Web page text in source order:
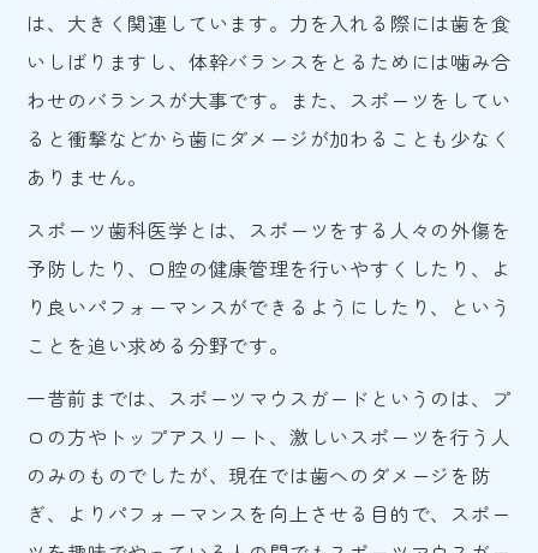
は、大きく関連しています。力を入れる際には歯を食
いしばりますし、体幹バランスをとるためには噛み合
わせのバランスが大事です。また、スポーツをしてい
ると衝撃などから歯にダメージが加わることも少なく
ありません。
スポーツ歯科医学とは、スポーツをする人々の外傷を
予防したり、口腔の健康管理を行いやすくしたり、よ
り良いパフォーマンスができるようにしたり、という
ことを追い求める分野です。
一昔前までは、スポーツマウスガードというのは、プ
ロの方やトップアスリート、激しいスポーツを行う人
のみのものでしたが、現在では歯へのダメージを防
ぎ、よりパフォーマンスを向上させる目的で、スポー